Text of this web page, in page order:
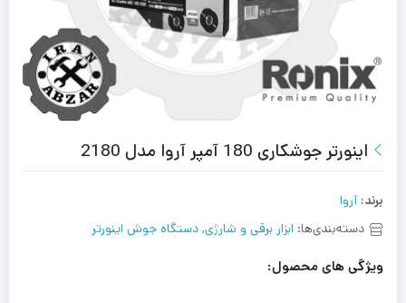
اینورتر جوشکاری 180 آمپر آروا مدل 2180
برند: آروا
دسته‌بندی‌ها: ابزار برقی و شارژی, دستگاه جوش اینورتر
ویژگی های محصول: